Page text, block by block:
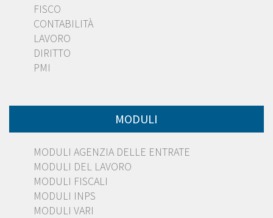
FISCO
CONTABILITÀ
LAVORO
DIRITTO
PMI
MODULI
MODULI AGENZIA DELLE ENTRATE
MODULI DEL LAVORO
MODULI FISCALI
MODULI INPS
MODULI VARI